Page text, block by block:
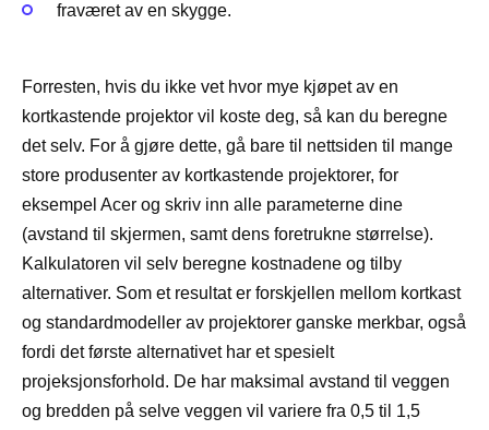
fraværet av en skygge.
Forresten, hvis du ikke vet hvor mye kjøpet av en
kortkastende projektor vil koste deg, så kan du beregne
det selv. For å gjøre dette, gå bare til nettsiden til mange
store produsenter av kortkastende projektorer, for
eksempel Acer og skriv inn alle parameterne dine
(avstand til skjermen, samt dens foretrukne størrelse).
Kalkulatoren vil selv beregne kostnadene og tilby
alternativer. Som et resultat er forskjellen mellom kortkast
og standardmodeller av projektorer ganske merkbar, også
fordi det første alternativet har et spesielt
projeksjonsforhold. De har maksimal avstand til veggen
og bredden på selve veggen vil variere fra 0,5 til 1,5